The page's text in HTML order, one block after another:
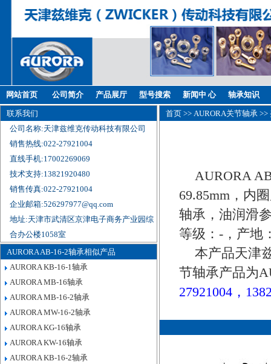
网站首页 公司简介 产品展厅 型号搜索 新闻中 心 轴承知识
联系我们
公司名称:天津兹维克传动科技有限公司
销售热线:022-27921004
直线手机:17002269069
技术支持:13821920480
销售传真:022-27921004
企业邮箱:526297977@qq.com
地址:天津市武清区京津电子商务产业园综
合办公楼1058室
AURORA AB-16-2轴承相似产品
AURORA KB-16-1轴承
AURORA MB-16轴承
AURORA MB-16-2轴承
AURORA MW-16-2轴承
AURORA KG-16轴承
AURORA KW-16轴承
AURORA KB-16-2轴承
首页 >> AURORA关节轴承 >>
AURORA
69.85mm，内
轴承，油润滑
等级：-，产地
本产品天津
节轴承产品为
27921004，